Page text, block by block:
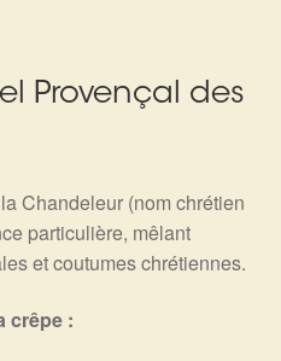
Provençal des
Chandeleur (nom chrétien
particulière, mêlant
et coutumes chrétiennes.
crêpe :